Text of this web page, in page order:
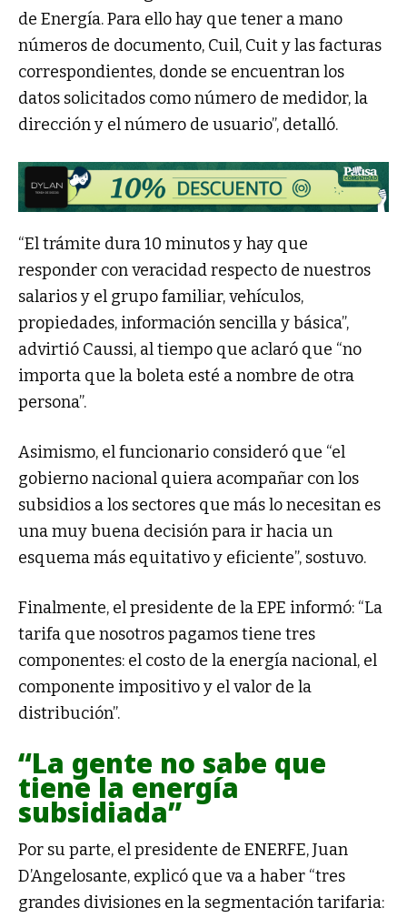
de Energía. Para ello hay que tener a mano
números de documento, Cuil, Cuit y las facturas
correspondientes, donde se encuentran los
datos solicitados como número de medidor, la
dirección y el número de usuario”, detalló.
“El trámite dura 10 minutos y hay que
responder con veracidad respecto de nuestros
salarios y el grupo familiar, vehículos,
propiedades, información sencilla y básica”,
advirtió Caussi, al tiempo que aclaró que “no
importa que la boleta esté a nombre de otra
persona”.
Asimismo, el funcionario consideró que “el
gobierno nacional quiera acompañar con los
subsidios a los sectores que más lo necesitan es
una muy buena decisión para ir hacia un
esquema más equitativo y eficiente”, sostuvo.
Finalmente, el presidente de la EPE informó: “La
tarifa que nosotros pagamos tiene tres
componentes: el costo de la energía nacional, el
componente impositivo y el valor de la
distribución”.
“La gente no sabe que
tiene la energía
subsidiada”
Por su parte, el presidente de ENERFE, Juan
D’Angelosante, explicó que va a haber “tres
grandes divisiones en la segmentación tarifaria: